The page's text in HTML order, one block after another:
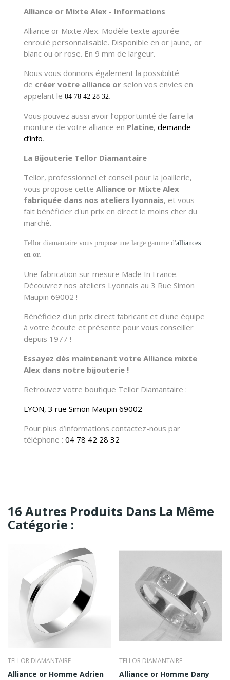
Alliance or Mixte Alex - Informations
Alliance or Mixte Alex. Modèle texte ajourée
enroulé personnalisable. Disponible en or jaune, or
blanc ou or rose. En 9 mm de largeur.
Nous vous donnons également la possibilité
de créer votre alliance or selon vos envies en
appelant le 04 78 42 28 32.
Vous pouvez aussi avoir l’opportunité de faire la
monture de votre alliance en Platine, demande
d’info.
La Bijouterie Tellor Diamantaire
Tellor, professionnel et conseil pour la joaillerie,
vous propose cette Alliance or Mixte Alex
fabriquée dans nos ateliers lyonnais, et vous
fait bénéficier d'un prix en direct le moins cher du
marché.
Tellor diamantaire vous propose une large gamme d'alliances
en or.
Une fabrication sur mesure Made In France.
Découvrez nos ateliers Lyonnais au 3 Rue Simon
Maupin 69002 !
Bénéficiez d'un prix direct fabricant et d'une équipe
à votre écoute et présente pour vous conseiller
depuis 1977 !
Essayez dès maintenant votre Alliance mixte
Alex dans notre bijouterie !
Retrouvez votre boutique Tellor Diamantaire :
LYON, 3 rue Simon Maupin 69002
Pour plus d’informations contactez-nous par
téléphone : 04 78 42 28 32
16 Autres Produits Dans La Même
Catégorie :
TELLOR DIAMANTAIRE
Alliance or Homme Adrien
TELLOR DIAMANTAIRE
Alliance or Homme Dany